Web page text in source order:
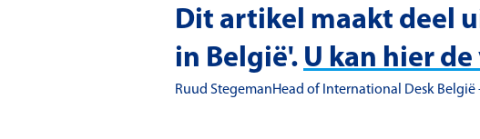
Dit artikel maakt deel
in België'. U kan hier
Ruud StegemanHead of International Desk